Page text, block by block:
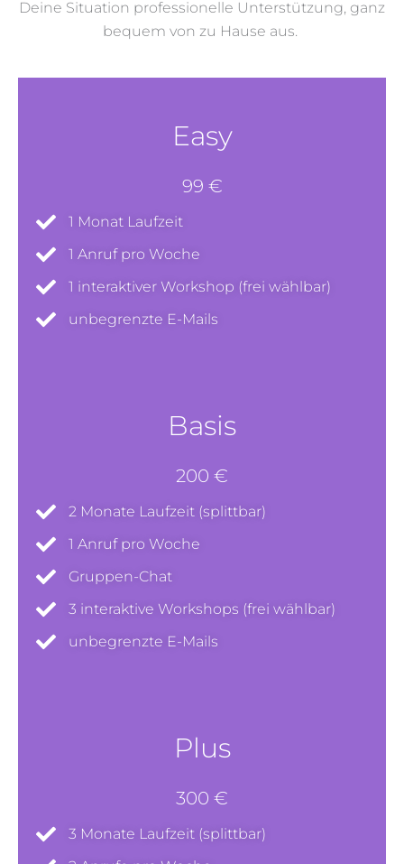
Deine Situation professionelle Unterstützung, ganz
bequem von zu Hause aus.
Easy
99 €
1 Monat Laufzeit
1 Anruf pro Woche
1 interaktiver Workshop (frei wählbar)
unbegrenzte E-Mails
Basis
200 €
2 Monate Laufzeit (splittbar)
1 Anruf pro Woche
Gruppen-Chat
3 interaktive Workshops (frei wählbar)
unbegrenzte E-Mails
Plus
300 €
3 Monate Laufzeit (splittbar)